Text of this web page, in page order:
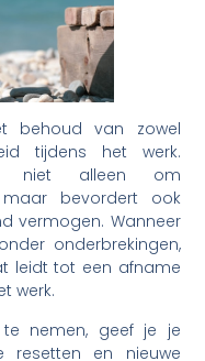
behoud van zowel
tijdens het werk.
niet alleen om
maar bevordert ook
vermogen. Wanneer
onderbrekingen,
leidt tot een afname
werk.
nemen, geef je je
en nieuwe